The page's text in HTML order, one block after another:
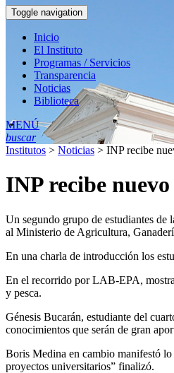
Toggle navigation
Inicio
El Instituto
Programas / Servicios
Transparencia
Noticias
Biblioteca
MENÚ
buscar
Institutos > Noticias > INP recibe
INP recibe
Un segundo grupo de estudiantes
al Ministerio de Agricultura,
En una charla de introducción los
En el recorrido por LAB-EPA,
y pesca.
Génesis Bucarán, estudiante del
conocimientos que serán de gran
Boris Medina en cambio manifestó lo
proyectos universitarios” finalizó.